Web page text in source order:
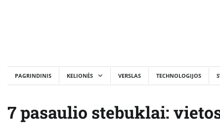
PAGRINDINIS KELIONĖS VERSLAS TECHNOLOGIJOS
7 pasaulio stebuklai: